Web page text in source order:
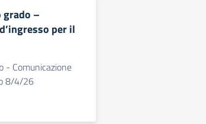
grado –
per il
- Comunicazione
8/4/26